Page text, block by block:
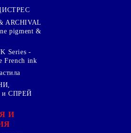
ARCHIVAL
pigment &
Series -
French ink
СПРЕЙ
И